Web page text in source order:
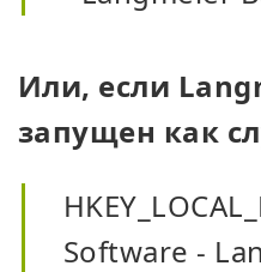
Или, если
запущен как
Software -